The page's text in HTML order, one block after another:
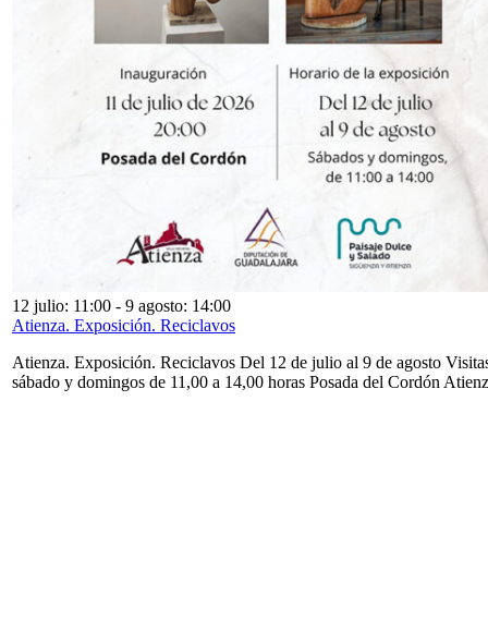
12 julio: 11:00 - 9 agosto: 14:00
Atienza. Exposición. Reciclavos
Atienza. Exposición. Reciclavos Del 12 de julio al 9 de agosto
sábado y domingos de 11,00 a 14,00 horas Posada del Cordón